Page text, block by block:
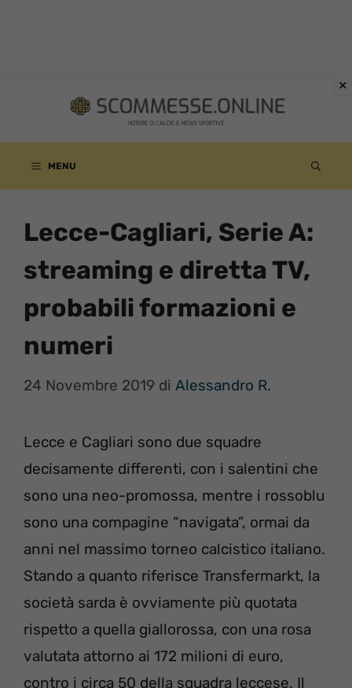
contenuto
MENU
Lecce-Cagliari, Serie A:
streaming e diretta TV,
probabili formazioni e
numeri
24 Novembre 2019 di Alessandro R.
Lecce e Cagliari sono due squadre
decisamente differenti, con i salentini che
sono una neo-promossa, mentre i rossoblu
sono una compagine “navigata”, ormai da
anni nel massimo torneo calcistico italiano.
Stando a quanto riferisce Transfermarkt, la
società sarda è ovviamente più quotata
rispetto a quella giallorossa, con una rosa
valutata attorno ai 172 milioni di euro,
contro i circa 50 della squadra leccese. Il